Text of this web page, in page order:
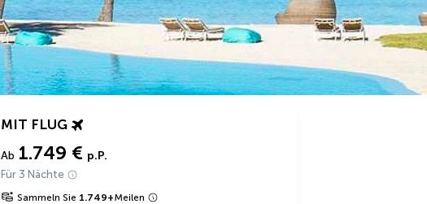
MIT FLUG
Ab 1.749 € p.P.
Für 3 Nächte
Sammeln Sie 1.749+Meilen